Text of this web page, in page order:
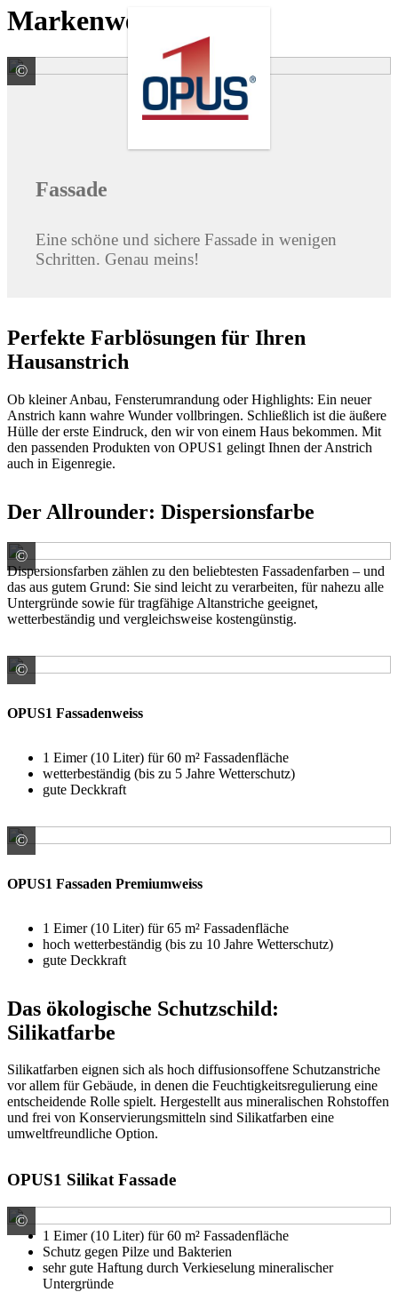
Markenwelten
© © Dariusz Jarzabek / stock.adobe.com
Fassade
Eine schöne und sichere Fassade in wenigen
Schritten. Genau meins!
Perfekte Farblösungen für Ihren
Hausanstrich
Ob kleiner Anbau, Fensterumrandung oder Highlights: Ein neuer
Anstrich kann wahre Wunder vollbringen. Schließlich ist die äußere
Hülle der erste Eindruck, den wir von einem Haus bekommen. Mit
den passenden Produkten von OPUS1 gelingt Ihnen der Anstrich
auch in Eigenregie.
Der Allrounder: Dispersionsfarbe
©
© Ms VectorPlus / stock.adobe.com
Dispersionsfarben zählen zu den beliebtesten Fassadenfarben – und
das aus gutem Grund: Sie sind leicht zu verarbeiten, für nahezu alle
Untergründe sowie für tragfähige Altanstriche geeignet,
wetterbeständig und vergleichsweise kostengünstig.
© Rühl Farben GmbH Handelnd im Namen und für RG der
OPUS1 Fassadenweiss
1 Eimer (10 Liter) für 60 m² Fassadenfläche
wetterbeständig (bis zu 5 Jahre Wetterschutz)
gute Deckkraft
© Rühl Farben GmbH Handelnd im Namen und für RG der
OPUS1 Fassaden Premiumweiss
1 Eimer (10 Liter) für 65 m² Fassadenfläche
hoch wetterbeständig (bis zu 10 Jahre Wetterschutz)
gute Deckkraft
Das ökologische Schutzschild:
Silikatfarbe
Silikatfarben eignen sich als hoch diffusionsoffene Schutzanstriche
vor allem für Gebäude, in denen die Feuchtigkeitsregulierung eine
entscheidende Rolle spielt. Hergestellt aus mineralischen Rohstoffen
und frei von Konservierungsmitteln sind Silikatfarben eine
umweltfreundliche Option.
OPUS1 Silikat Fassade
©
Rühl Farben GmbH Handelnd im Namen und für RG der
1 Eimer (10 Liter) für 60 m² Fassadenfläche
Schutz gegen Pilze und Bakterien
sehr gute Haftung durch Verkieselung mineralischer
Untergründe